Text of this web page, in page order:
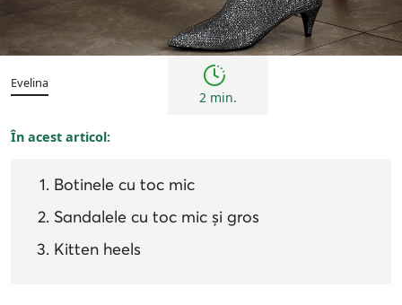
Femei Inspirații și trenduri
Evelina
2 min.
În acest articol:
Botinele cu toc mic
Sandalele cu toc mic și gros
Kitten heels